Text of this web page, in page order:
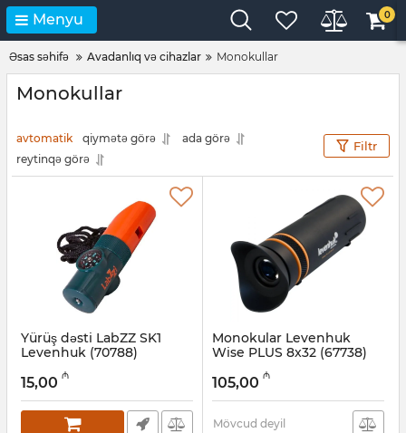
Menyu 0
Əsas səhifə Avadanlıq və cihazlar Monokullar
Monokullar
avtomatik qiymətə görə
ada görə
reytinqə görə
Filtr
Yürüş dəsti LabZZ SK1
Levenhuk (70788)
018000450
15,00 ₼
Monokular Levenhuk
Wise PLUS 8x32 (67738)
017026290
105,00 ₼
Mövcud deyil